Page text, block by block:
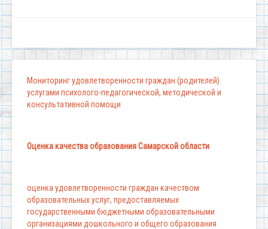
Мониторинг удовлетворенности граждан (родителей)
услугами психолого-педагогической, методической и
консультативной помощи
Оценка качества образования Самарской области
оценка удовлетворенности граждан качеством
образовательных услуг, предоставляемых
государственными бюджетными образовательными
организациями дошкольного и общего образования